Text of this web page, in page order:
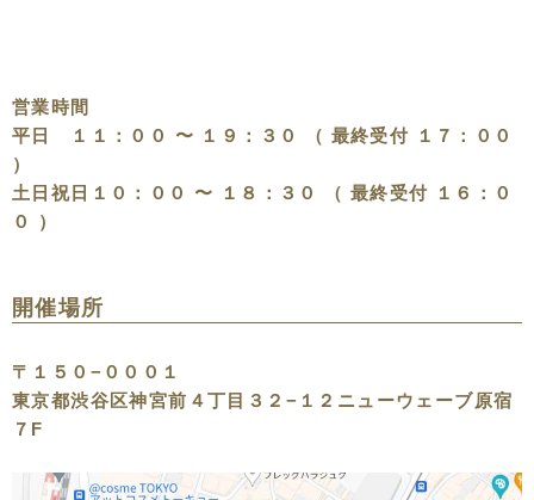
営業時間
平日 １１：００ 〜 １９：３０ （ 最終受付 １７：００
）
土日祝日１０：００ 〜 １８：３０ （ 最終受付 １６：０
０ ）
開催場所
〒１５０−０００１
東京都渋谷区神宮前４丁目３２−１２ニューウェーブ原宿
７F